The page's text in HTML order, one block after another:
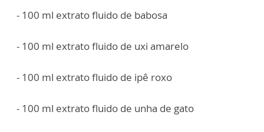
- 100 ml extrato fluido de babosa
- 100 ml extrato fluido de uxi amarelo
- 100 ml extrato fluido de ipê roxo
- 100 ml extrato fluido de unha de gato